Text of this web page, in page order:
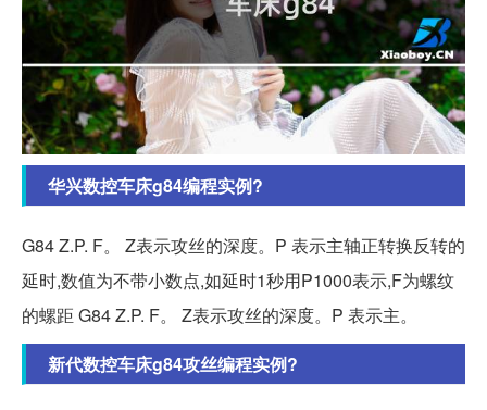
华兴数控车床g84编程实例?
G84 Z.P. F。 Z表示攻丝的深度。P 表示主轴正转换反转的
延时,数值为不带小数点,如延时1秒用P1000表示,F为螺纹
的螺距 G84 Z.P. F。 Z表示攻丝的深度。P 表示主。
新代数控车床g84攻丝编程实例?